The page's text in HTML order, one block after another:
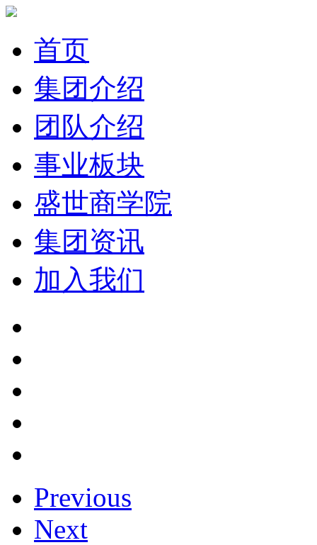
首页
集团介绍
团队介绍
事业板块
盛世商学院
集团资讯
加入我们
Previous
Next